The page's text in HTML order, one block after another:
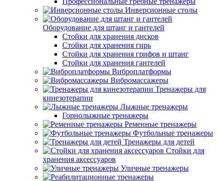
Инверсионные столы
Оборудование для штанг и гантелей
Стойки для хранения дисков
Стойки для хранения гирь
Стойки для хранения грифов и штанг
Стойки для хранения гантелей
Виброплатформы
Вибромассажеры
Тренажеры для
кинезотерапии
Лыжные тренажеры
Горнолыжные тренажеры
Ременные тренажеры
Футбольные тренажеры
Тренажеры для детей
Стойки для
хранения аксессуаров
Уличные тренажеры